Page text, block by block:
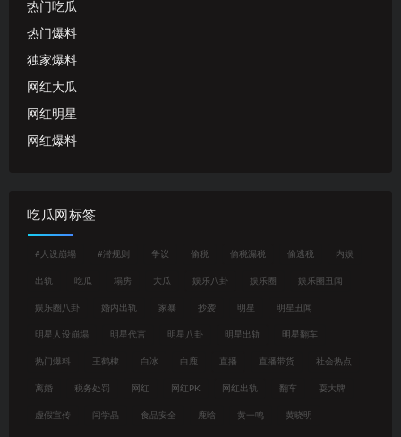
热门吃瓜
热门爆料
独家爆料
网红大瓜
网红明星
网红爆料
吃瓜网标签
#人设崩塌 #潜规则 争议 偷税 偷税漏税 偷逃税 内娱
出轨 吃瓜 塌房 大瓜 娱乐八卦 娱乐圈 娱乐圈丑闻
娱乐圈八卦 婚内出轨 家暴 抄袭 明星 明星丑闻
明星人设崩塌 明星代言 明星八卦 明星出轨 明星翻车
热门爆料 王鹤棣 白冰 白鹿 直播 直播带货 社会热点
离婚 税务处罚 网红 网红PK 网红出轨 翻车 耍大牌
虚假宣传 闫学晶 食品安全 鹿晗 黄一鸣 黄晓明